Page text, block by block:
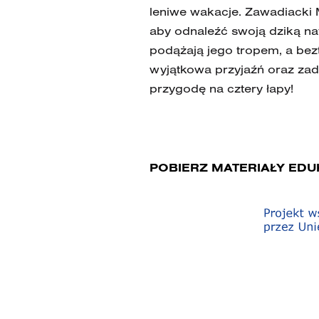
leniwe wakacje. Zawadiacki
aby odnaleźć swoją dziką
podążają jego tropem, a
wyjątkowa przyjaźń oraz
przygodę na cztery łapy!
POBIERZ MATERIAŁY